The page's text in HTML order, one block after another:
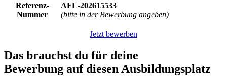
Referenz-
Nummer
AFL-202615533
(bitte in der Bewerbung angeben)
Jetzt bewerben
Das brauchst du für deine
Bewerbung auf diesen Ausbildungsplatz